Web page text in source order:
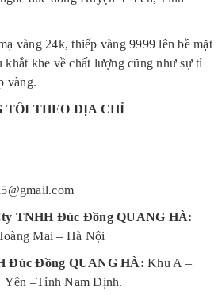
vàng 24k, thiếp vàng 9999 lên bề mặt
khắt khe về chất lượng cũng như sự tỉ
vàng.
TÔI THEO ĐỊA CHỈ
TNHH Đúc Đồng QUANG HÀ:
Hoàng Mai – Hà Nội
Đúc Đồng QUANG HÀ: Khu A –
Yên –Tỉnh Nam Định.